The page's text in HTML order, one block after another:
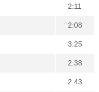
2:11
2:08
3:25
2:38
2:43